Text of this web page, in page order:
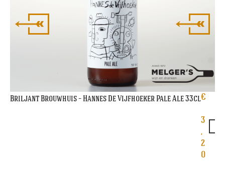
Briljant Brouwhuis – Hannes De Vijfhoeker Pale Ale 33cl€
3
,
2
0